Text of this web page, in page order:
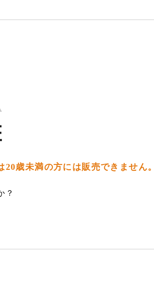
歳未満の方には販売できません。
？